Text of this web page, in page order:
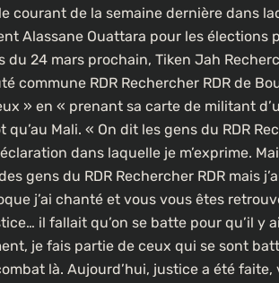
courant de la semaine dernière dans
Alassane Ouattara pour les élections
du 24 mars prochain, Tiken Jah
commune RDR Rechercher RDR de
» en « prenant sa carte de militant
Mali. « On dit les gens du RDR
dans laquelle je m’exprime.
gens du RDR Rechercher RDR mais
j’ai chanté et vous vous êtes
il fallait qu’on se batte pour qu’il y
je fais partie de ceux qui se sont
là. Aujourd’hui, justice a été